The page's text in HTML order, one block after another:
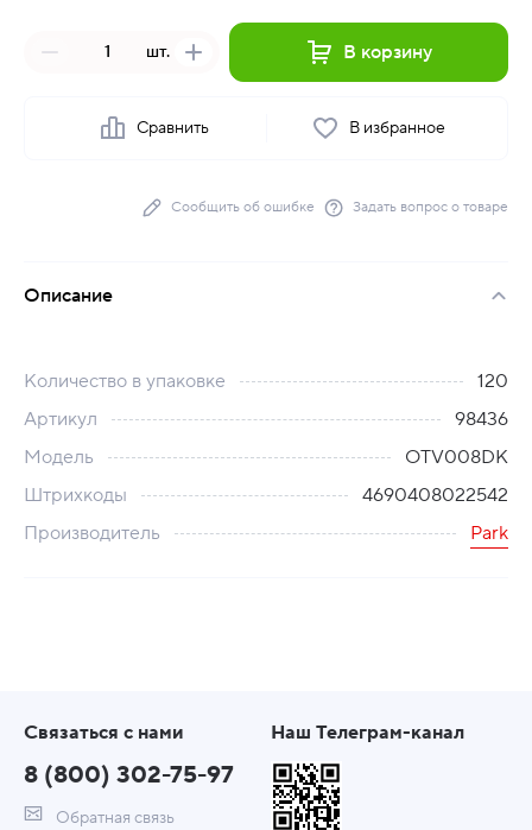
шт. В корзину
Сравнить В избранное
Сообщить об ошибке Задать вопрос о товаре
Описание
Количество в упаковке
120
Артикул
98436
Модель
OTV008DK
Штрихкоды
4690408022542
Производитель
Park
Связаться с нами
8 (800) 302-75-97
Обратная связь
Наш Телеграм-канал